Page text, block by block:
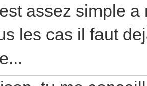
assez simple a
les cas il faut